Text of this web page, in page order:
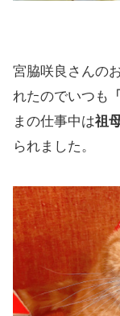
宮脇咲良さんの
れたのでいつも
まの仕事中は祖
られました。